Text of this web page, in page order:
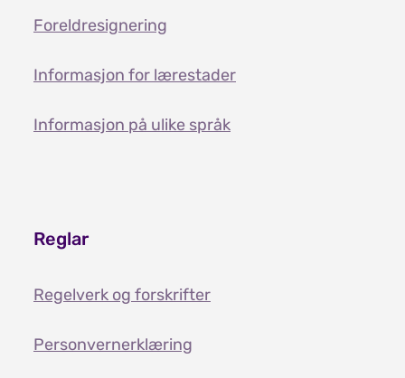
Foreldresignering
Informasjon for lærestader
Informasjon på ulike språk
Reglar
Regelverk og forskrifter
Personvernerklæring